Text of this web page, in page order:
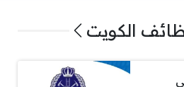
الكويت